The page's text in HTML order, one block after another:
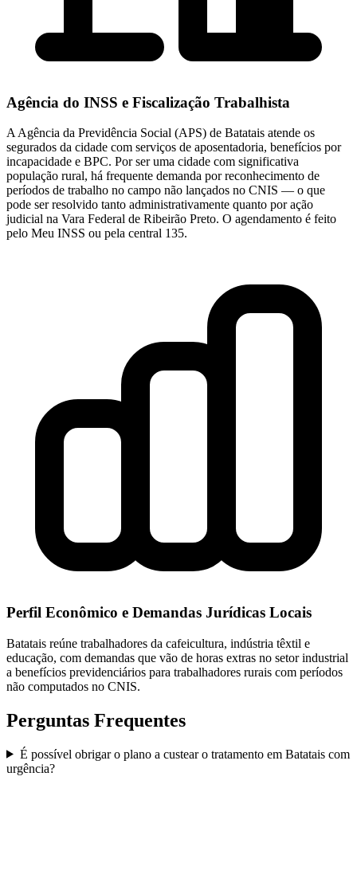
Agência do INSS e Fiscalização Trabalhista
A Agência da Previdência Social (APS) de Batatais atende os
segurados da cidade com serviços de aposentadoria, benefícios por
incapacidade e BPC. Por ser uma cidade com significativa
população rural, há frequente demanda por reconhecimento de
períodos de trabalho no campo não lançados no CNIS — o que
pode ser resolvido tanto administrativamente quanto por ação
judicial na Vara Federal de Ribeirão Preto. O agendamento é feito
pelo Meu INSS ou pela central 135.
Perfil Econômico e Demandas Jurídicas Locais
Batatais reúne trabalhadores da cafeicultura, indústria têxtil e
educação, com demandas que vão de horas extras no setor industrial
a benefícios previdenciários para trabalhadores rurais com períodos
não computados no CNIS.
Perguntas Frequentes
É possível obrigar o plano a custear o tratamento em Batatais com
urgência?